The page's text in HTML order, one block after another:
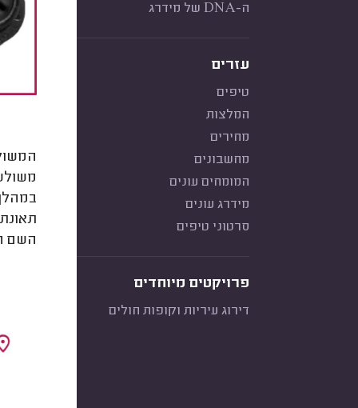
ה-DNA של מידרג
עזרים
טיפים
המלצות
מחירים
מחשבונים
המומחים עונים
מידרג עונים
סרטוני טיפים
פרויקטים מיוחדים
דירוג עיריות וקופות חולים
השם